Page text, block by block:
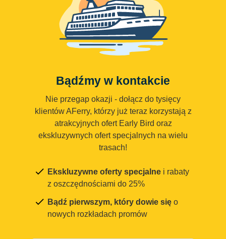
Bądźmy w kontakcie
Nie przegap okazji - dołącz do tysięcy
klientów AFerry, którzy już teraz korzystają z
atrakcyjnych ofert Early Bird oraz
ekskluzywnych ofert specjalnych na wielu
trasach!
Ekskluzywne oferty specjalne i rabaty
z oszczędnościami do 25%
Bądź pierwszym, który dowie się o
nowych rozkładach promów